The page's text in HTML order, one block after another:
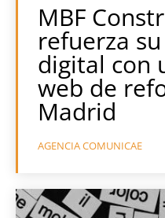
MBF
refuerza
digital con
web de
Madrid
AGENCIA COMUNICAE